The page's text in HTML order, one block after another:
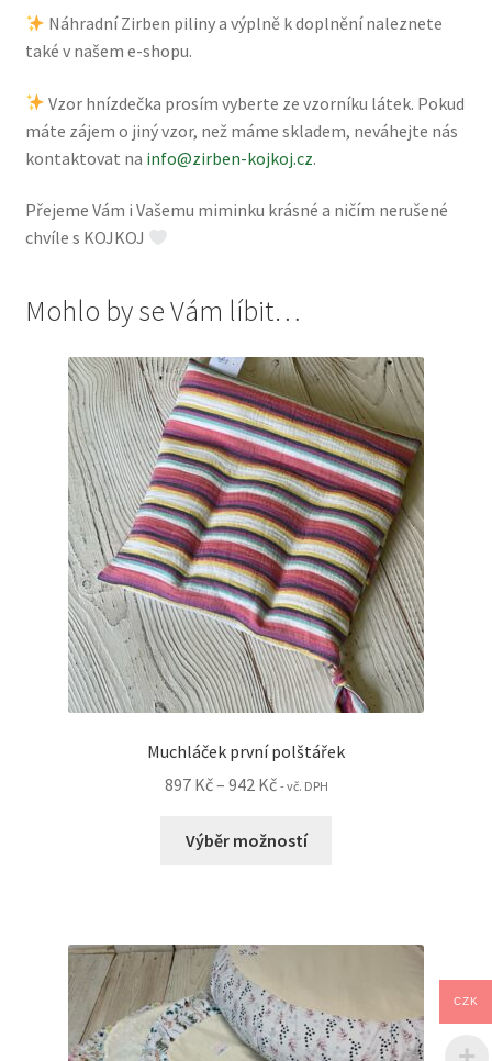
Náhradní Zirben piliny a výplně k doplnění naleznete
také v našem e-shopu.
Vzor hnízdečka prosím vyberte ze vzorníku látek. Pokud
máte zájem o jiný vzor, než máme skladem, neváhejte nás
kontaktovat na info@zirben-kojkoj.cz.
Přejeme Vám i Vašemu miminku krásné a ničím nerušené
chvíle s KOJKOJ
Mohlo by se Vám líbit…
Muchláček první polštářek
897 Kč– 942 KčRozpětí
897 Kč
- vč. DPH
Výběr možností
vybrat
na
CZK